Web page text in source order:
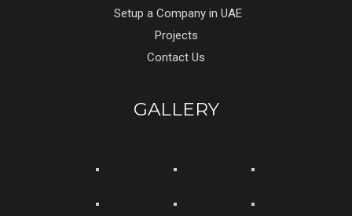
Setup a Company in UAE
Projects
Contact Us
GALLERY